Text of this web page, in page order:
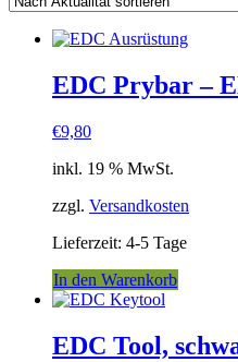
EDC Prybar –
€9,80
inkl. 19 % MwSt.
zzgl. Versandkosten
Lieferzeit: 4-5 Tage
In den Warenkorb
EDC Tool,